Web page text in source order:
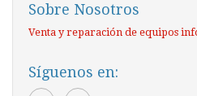
Sobre Nosotros
Venta y reparación de equipos
Síguenos en: